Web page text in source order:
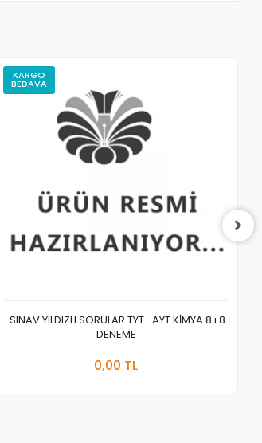
KARGO
BEDAVA
SINAV YILDIZLI SORULAR TYT- AYT KİMYA 8+8
DENEME
0,00 TL